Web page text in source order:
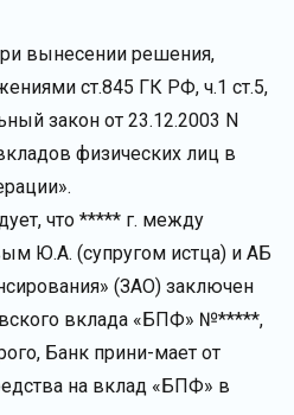
вынесении решения,
ст.845 ГК РФ, ч.1 ст.5,
закон от 23.12.2003 N
физических лиц в
что ***** г. между
Ю.А. (супругом истца) и АБ
(ЗАО) заключен
вклада «БПФ» №*****,
Банк прини-мает от
на вклад «БПФ» в